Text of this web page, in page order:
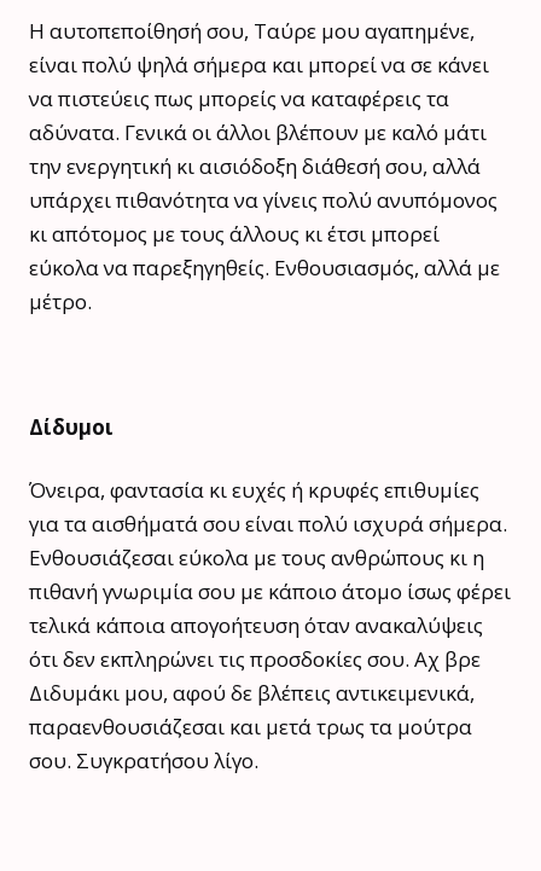
Η αυτοπεποίθησή σου, Ταύρε μου αγαπημένε,
είναι πολύ ψηλά σήμερα και μπορεί να σε κάνει
να πιστεύεις πως μπορείς να καταφέρεις τα
αδύνατα. Γενικά οι άλλοι βλέπουν με καλό μάτι
την ενεργητική κι αισιόδοξη διάθεσή σου, αλλά
υπάρχει πιθανότητα να γίνεις πολύ ανυπόμονος
κι απότομος με τους άλλους κι έτσι μπορεί
εύκολα να παρεξηγηθείς. Ενθουσιασμός, αλλά με
μέτρο.
Δίδυμοι
Όνειρα, φαντασία κι ευχές ή κρυφές επιθυμίες
για τα αισθήματά σου είναι πολύ ισχυρά σήμερα.
Ενθουσιάζεσαι εύκολα με τους ανθρώπους κι η
πιθανή γνωριμία σου με κάποιο άτομο ίσως φέρει
τελικά κάποια απογοήτευση όταν ανακαλύψεις
ότι δεν εκπληρώνει τις προσδοκίες σου. Αχ βρε
Διδυμάκι μου, αφού δε βλέπεις αντικειμενικά,
παραενθουσιάζεσαι και μετά τρως τα μούτρα
σου. Συγκρατήσου λίγο.